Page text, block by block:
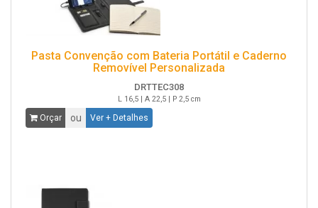
Pasta Convenção com Bateria Portátil e Caderno
Removível Personalizada
DRTTEC308
L 16,5 | A 22,5 | P 2,5 cm
Orçar ou Ver + Detalhes